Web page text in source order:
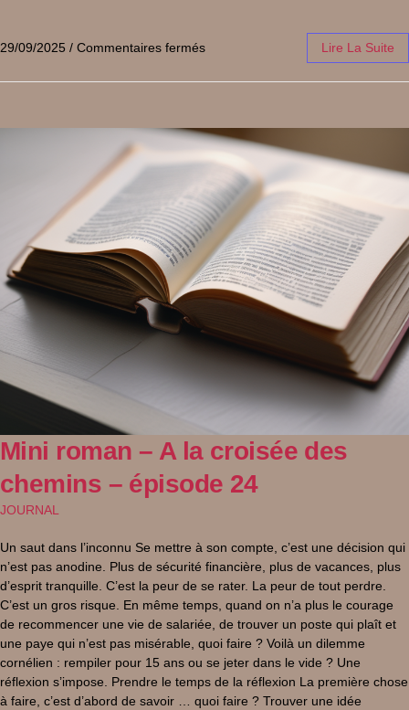
29/09/2025 / Commentaires fermés Lire La Suite
Mini roman – A la croisée des
chemins – épisode 24
JOURNAL
Un saut dans l’inconnu Se mettre à son compte, c’est une décision qui
n’est pas anodine. Plus de sécurité financière, plus de vacances, plus
d’esprit tranquille. C’est la peur de se rater. La peur de tout perdre.
C’est un gros risque. En même temps, quand on n’a plus le courage
de recommencer une vie de salariée, de trouver un poste qui plaît et
une paye qui n’est pas misérable, quoi faire ? Voilà un dilemme
cornélien : rempiler pour 15 ans ou se jeter dans le vide ? Une
réflexion s’impose. Prendre le temps de la réflexion La première chose
à faire, c’est d’abord de savoir … quoi faire ? Trouver une idée